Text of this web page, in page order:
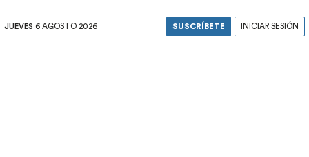
JUEVES 6 AGOSTO 2026 SUSCRÍBETE INICIAR SESIÓN